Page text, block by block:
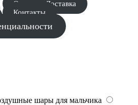
Оплата и Доставка
Контакты
шары для мальчика